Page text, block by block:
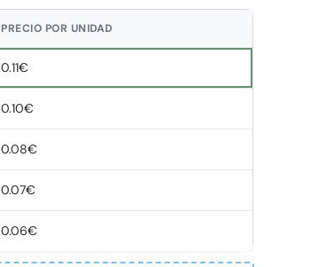
PRECIO POR UNIDAD
0.11€
0.10€
0.08€
0.07€
0.06€